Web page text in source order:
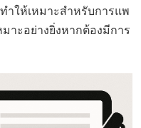
ำให้เหมาะสำหรับการแพ
าะอย่างยิ่งหากต้องมีการ